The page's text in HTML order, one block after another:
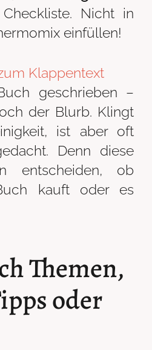
Nicht in
einfüllen!
Klappentext
geschrieben –
der Blurb. Klingt
ist aber oft
Denn diese
entscheiden, ob
kauft oder es
Themen,
oder